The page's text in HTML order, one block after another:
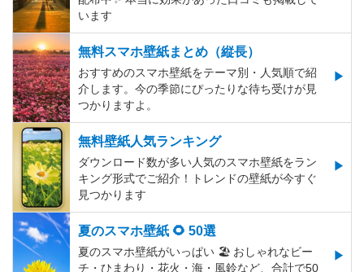
います
無料スマホ壁紙まとめ（縦長）
おすすめのスマホ壁紙をテーマ別・人気順で紹
介します。今の季節にぴったりな待ち受けが見
つかりますよ。
無料壁紙人気ランキング
ダウンロード数が多い人気のスマホ壁紙をラン
キング形式でご紹介！トレンドの壁紙が今すぐ
見つかります
夏のスマホ壁紙 🌻 50選
夏のスマホ壁紙がいっぱい 🏖 おしゃれなビー
チ・ひまわり・花火・海・風鈴など、合計で50